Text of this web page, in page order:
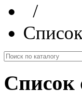
/
Список